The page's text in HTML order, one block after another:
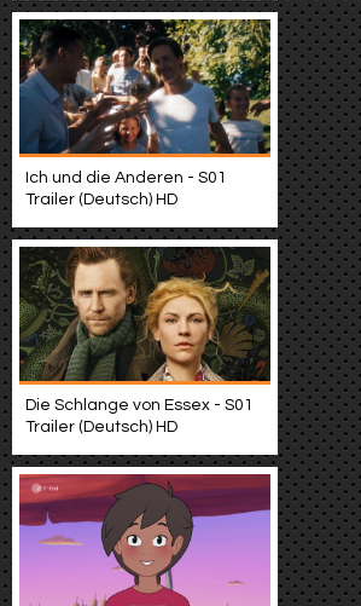
Ich und die Anderen - S01
Trailer (Deutsch) HD
Die Schlange von Essex - S01
Trailer (Deutsch) HD